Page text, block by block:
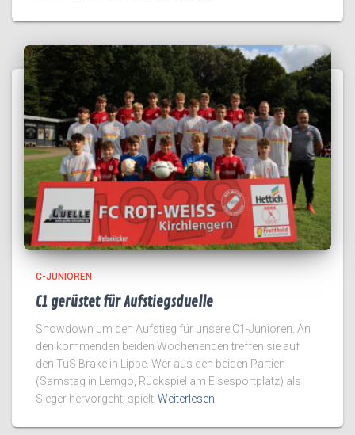
C-JUNIOREN
C1 gerüstet für Aufstiegsduelle
Showdown um den Aufstieg für unsere C1-Junioren. An
den kommenden beiden Wochenenden treffen sie auf
den TuS Brake in Lippe. Wer aus den beiden Partien
(Samstag in Lemgo, Rückspiel am Elsesportplatz) als
Sieger hervorgeht, spielt Weiterlesen